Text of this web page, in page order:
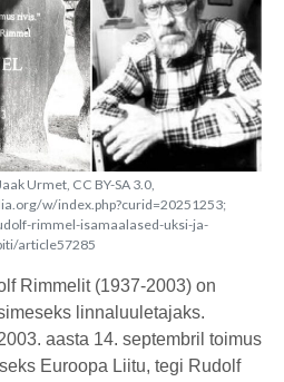
Urmet, CC BY-SA 3.0,
w/index.php?curid=20251253;
rimmel-isamaalased-uksi-ja-
article57285
Rimmelit (1937-2003) on
linnaluuletajaks.
aasta 14. septembril toimus
Euroopa Liitu, tegi Rudolf